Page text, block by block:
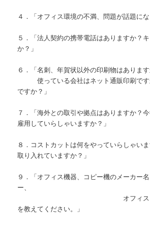
４．「オフィス環境の不満、問題が話題にな
５．「法人契約の携帯電話はありますか？
か？」
６．「名刺、年賀状以外の印刷物はあります
使っている会社はネット通販印刷です
ですか？」
７．「海外との取引や拠点はありますか？
雇用していらしゃいますか？」
８．コストカットは何をやっていらしゃい
取り入れていますか？」
９．「オフィス機器、コピー機のメーカー
ー、
オフィスコーヒー
を教えてください。」